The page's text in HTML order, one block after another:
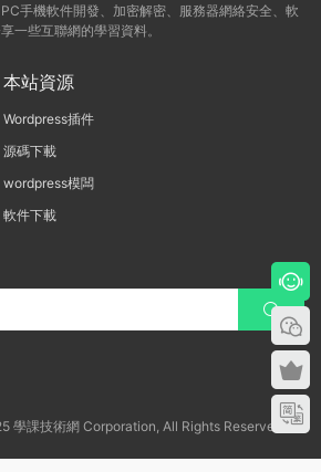
手機軟件開發、加密解密、服務器網絡安全、軟
一些互聯網的學習資料。
本站資源
Wordpress插件
源碼下載
wordpress模闆
軟件下載
課技術網 Corporation, All Rights Reserved